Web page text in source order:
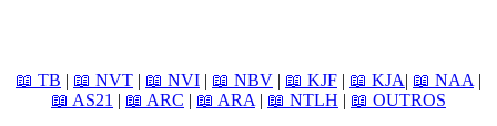
📖 TB | 📖 NVT | 📖 NVI | 📖 NBV | 📖 KJF | 📖 KJA| 📖 NAA |
📖 AS21 | 📖 ARC | 📖 ARA | 📖 NTLH | 📖 OUTROS